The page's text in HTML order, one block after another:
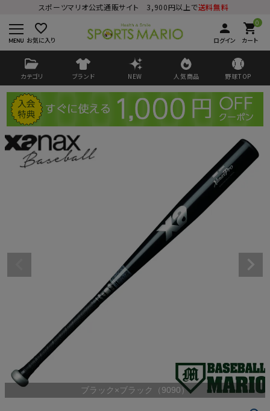
スポーツマリオ公式通販サイト 3,900円以上で送料無料
favorite_border
お気に入り
person
ログイン
0
shopping_cart
カート
カテゴリ ブランド NEW 人気商品 野球TOP
ログイン
商品が見つからない方はこちら
最近閲覧した商品
ブラック×ブラック（9090）